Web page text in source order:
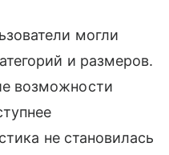
могли
и размеров.
возможности
не становилась